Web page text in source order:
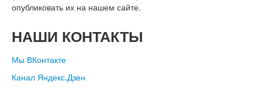
опубликовать их на нашем сайте.
НАШИ КОНТАКТЫ
Мы ВКонтакте
Канал Яндекс.Дзен